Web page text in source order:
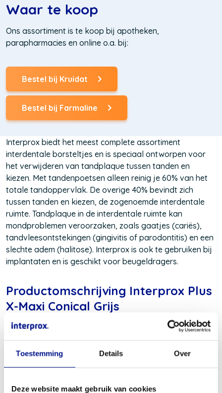
Toestemming Details Over
Deze website maakt gebruik van cookies
Waar te koop
Ons assortiment is te koop bij apotheken,
parapharmacies en online o.a. bij:
Bestel bij Kruidat
(Opent
in
nieuw
venster)
Bestel bij Farmaline
(Opent
in
nieuw
venster)
Interprox biedt het meest complete assortiment
interdentale borsteltjes en is speciaal ontworpen voor
het verwijderen van tandplaque tussen tanden en
kiezen. Met tandenpoetsen alleen reinig je 60% van het
totale tandoppervlak. De overige 40% bevindt zich
tussen tanden en kiezen, de zogenoemde interdentale
ruimte. Tandplaque in de interdentale ruimte kan
mondproblemen veroorzaken, zoals gaatjes (cariës),
tandvleesontstekingen (gingivitis of parodontitis) en een
slechte adem (halitose). Interprox is ook te gebruiken bij
implantaten en is geschikt voor beugeldragers.
Productomschrijving Interprox Plus
X-Maxi Conical Grijs
Interprox Plus X-Maxi Conical Grijs is speciaal ontwikkeld
voor het reinigen van de ruimten tussen tanden vóór in
de mond. Cariës (gaatjes) en tandvleesontstekingen
borsteltje. Een borsteltje is effectiever dan